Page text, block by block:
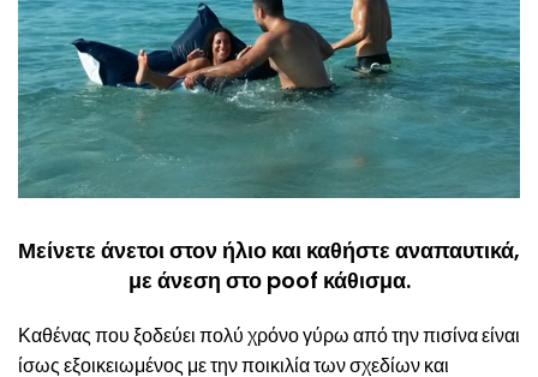
Μείνετε άνετοι στον ήλιο και καθήστε αναπαυτικά,
με άνεση στο poof κάθισμα.
Καθένας που ξοδεύει πολύ χρόνο γύρω από την πισίνα είναι
ίσως εξοικειωμένος με την ποικιλία των σχεδίων και